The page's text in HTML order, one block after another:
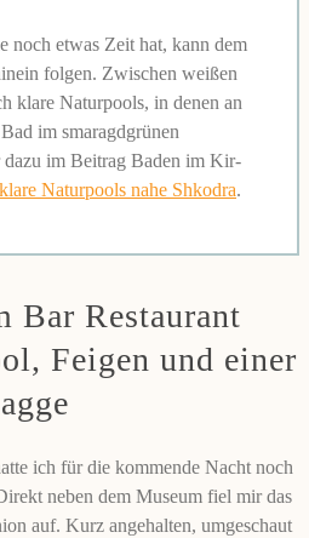
noch etwas Zeit hat, kann dem
folgen. Zwischen weißen
klare Naturpools, in denen an
im smaragdgrünen
im Beitrag Baden im Kir-
Naturpools nahe Shkodra.
Bar Restaurant
Feigen und einer
ich für die kommende Nacht noch
neben dem Museum fiel mir das
auf. Kurz angehalten, umgeschaut